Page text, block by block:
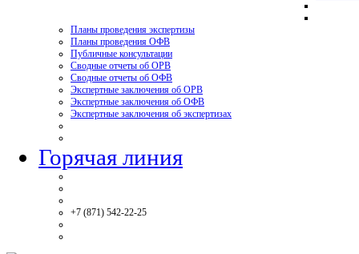
Планы проведения экспертизы
Планы проведения ОФВ
Публичные консультации
Сводные отчеты об ОРВ
Сводные отчеты об ОФВ
Экспертные заключения об ОРВ
Экспертные заключения об ОФВ
Экспертные заключения об экспертизах
Горячая линия
+7 (871) 542-22-25